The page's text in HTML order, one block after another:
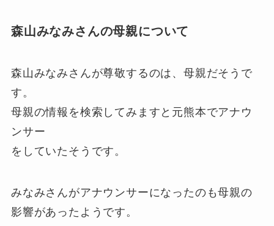
森山みなみさんの母親について
森山みなみさんが尊敬するのは、母親だそうで
す。
母親の情報を検索してみますと元熊本でアナウ
ンサー
をしていたそうです。
みなみさんがアナウンサーになったのも母親の
影響があったようです。